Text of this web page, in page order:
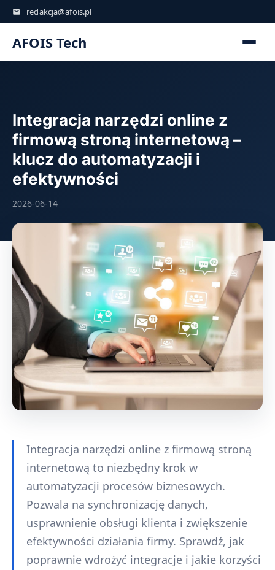
redakcja@afois.pl
AFOIS Tech
Integracja narzędzi online z
firmową stroną internetową –
klucz do automatyzacji i
efektywności
2026-06-14
Integracja narzędzi online z firmową stroną
internetową to niezbędny krok w
automatyzacji procesów biznesowych.
Pozwala na synchronizację danych,
usprawnienie obsługi klienta i zwiększenie
efektywności działania firmy. Sprawdź, jak
poprawnie wdrożyć integracje i jakie korzyści